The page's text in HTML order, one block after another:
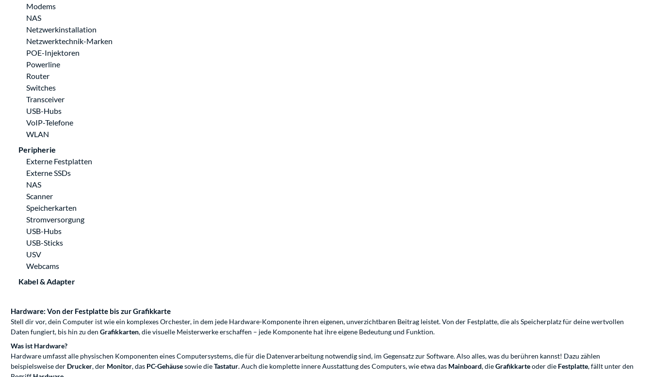
Modems
NAS
Netzwerkinstallation
Netzwerktechnik-Marken
POE-Injektoren
Powerline
Router
Switches
Transceiver
USB-Hubs
VoIP-Telefone
WLAN
Peripherie
Externe Festplatten
Externe SSDs
NAS
Scanner
Speicherkarten
Stromversorgung
USB-Hubs
USB-Sticks
USV
Webcams
Kabel & Adapter
Hardware: Von der Festplatte bis zur Grafikkarte
Stell dir vor, dein Computer ist wie ein komplexes Orchester, in dem jede Hardware-Komponente ihren eigenen, unverzichtbaren Beitrag leistet. Von der Festplatte, die als Speicherplatz für deine wertvollen
Daten fungiert, bis hin zu den Grafikkarten, die visuelle Meisterwerke erschaffen – jede Komponente hat ihre eigene Bedeutung und Funktion.
Was ist Hardware?
Hardware umfasst alle physischen Komponenten eines Computersystems, die für die Datenverarbeitung notwendig sind, im Gegensatz zur Software. Also alles, was du berühren kannst! Dazu zählen
beispielsweise der Drucker, der Monitor, das PC-Gehäusesowie dieTastatur. Auch die komplette innere Ausstattung des Computers, wie etwa das Mainboard, dieGrafikkarteoder die Festplatte, fällt unter den